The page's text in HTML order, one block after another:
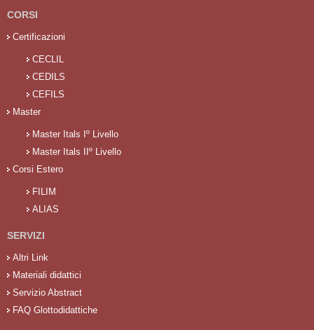
CORSI
Certificazioni
CECLIL
CEDILS
CEFILS
Master
Master Itals Iº Livello
Master Itals IIº Livello
Corsi Estero
FILIM
ALIAS
SERVIZI
Altri Link
Materiali didattici
Servizio Abstract
FAQ Glottodidattiche